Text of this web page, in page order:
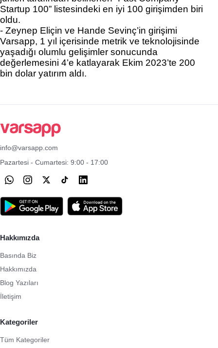
Startup 100” listesindeki en iyi 100 girişimden biri
oldu.
- Zeynep Eliçin ve Hande Sevinç’in girişimi
Varsapp, 1 yıl içerisinde metrik ve teknolojisinde
yaşadığı olumlu gelişimler sonucunda
değerlemesini 4’e katlayarak Ekim 2023’te 200
bin dolar yatırım aldı.
info@varsapp.com
Pazartesi - Cumartesi: 9:00 - 17:00
Hakkımızda
Basında Biz
Hakkımızda
Blog Yazıları
İletişim
Kategoriler
Tüm Kategoriler